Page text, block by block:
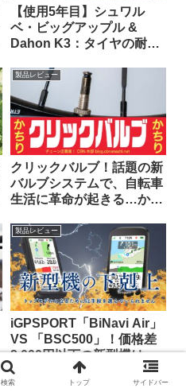
【使用5年目】シュワル
ベ・ビッグアップル &
Dahon K3：タイヤの耐久
あったか
製品レビュー
クリックバルブ！話題の新
バルブシステムで、自転車
生活に革命が起きる…か
製品レビュー
iGPSPORT「BiNavi Air」
VS 「BSC500」！価格差
2,000円以下の新型機は、
どっちを選べば幸せになれ
るの？
検索 トップ サイドバー